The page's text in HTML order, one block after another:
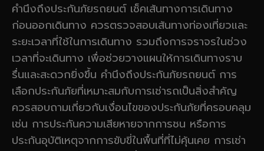
คำนึงถึงประกันภัยรถยนต์ เช็คเส้นทางการเดินทาง
ก่อนออกเดินทาง ควรตรวจสอบเส้นทางท่องเที่ยวและ
ระยะเวลาที่ใช้ในการเดินทาง รวมถึงการจราจรในช่วง
เวลาที่จะเดินทาง เพื่อช่วยวางแผนให้การเดินทางราบ
รื่นและสะดวกยิ่งขึ้น คำนึงถึงประกันภัยรถยนต์ การ
เลือกประกันภัยที่เหมาะสมกับการเช่ารถเป็นสิ่งสำคัญ
ควรสอบถามเกี่ยวกับเงื่อนไขของประกันภัยที่ครอบคลุม
เช่น การประกันความเสียหายจากการชน หรือการ
ประกันอุบัติเหตุจากการขับขี่ในพื้นที่ที่ไม่คุ้นเคย การเช่า